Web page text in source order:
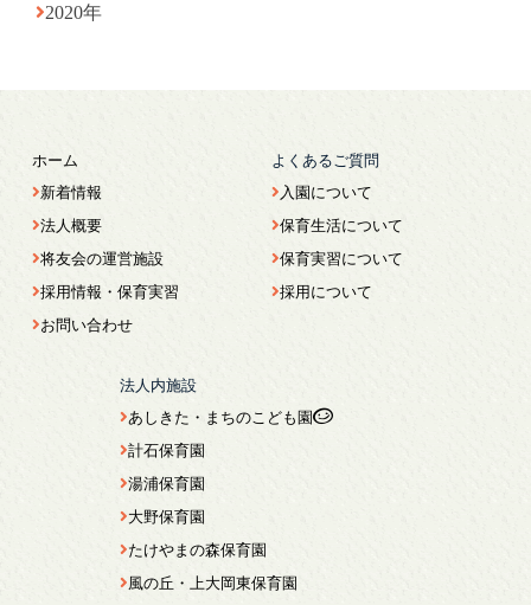
2020年
ホーム
新着情報
法人概要
将友会の運営施設
採用情報・保育実習
お問い合わせ
よくあるご質問
入園について
保育生活について
保育実習について
採用について
法人内施設
あしきた・まちのこども園
計石保育園
湯浦保育園
大野保育園
たけやまの森保育園
風の丘・上大岡東保育園